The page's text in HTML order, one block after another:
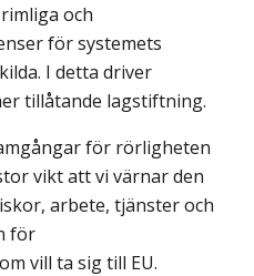
och
för systemets
I detta driver
tillåtande lagstiftning.
för rörligheten
vikt att vi värnar den
arbete, tjänster och
för
vill ta sig till EU.